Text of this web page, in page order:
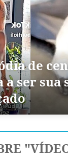
de
a ser sua